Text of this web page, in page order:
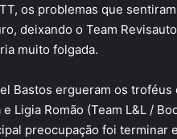
os problemas que
deixando o Team
muito folgada.
Bastos ergueram os
Ligia Romão (Team L&L /
preocupação foi